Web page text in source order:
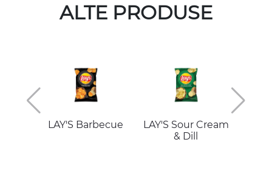
ALTE PRODUSE
LAY'S Barbecue
LAY'S Sour Cream
& Dill